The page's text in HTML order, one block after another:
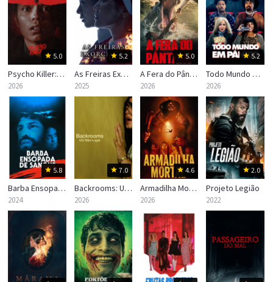
5.0
Psycho Killer: Em Busca do Assassino
2026
5.2
As Freiras Exorcistas
2025
5.0
A Fera do Pântano
2026
5.2
Todo Mundo em Pânico
2026
5.8
Barba Ensopada de Sangue
2024
7.0
Backrooms: Um Não-Lugar
2026
4.6
Armadilha Mortal
2026
2.0
Projeto Legião
2022